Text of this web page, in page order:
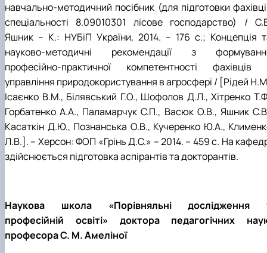
навчально-методичний посібник (для підготовки
спеціальності 8.09010301 лісове господарство) /
Яшник – К.: НУБіП України, 2014. – 176 с.; Концепція
науково-методичні рекомендації з
професійно-практичної компетентності фахівців
управління природокористування в агросфері / [Рідей
Ісаєнко В.М., Білявський Г.О., Шофолов Д.Л., Хітренко
Горбатенко А.А., Паламарчук С.П., Васюк О.В., Яшник
Касаткін Д.Ю., Познанська О.В., Кучеренко Ю.А.,
Л.В.]. – Херсон: ФОП «Грінь Д.С.» – 2014. – 459 с. На
здійснюється підготовка аспірантів та докторантів.
Наукова школа «Порівняльні дослідження
професійній освіті» доктора педагогічних
професора С. М. Амеліної